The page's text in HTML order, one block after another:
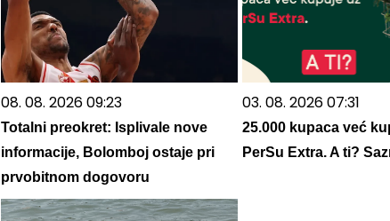
08. 08. 2026 09:23
Totalni preokret: Isplivale nove
informacije, Bolomboj ostaje pri
prvobitnom dogovoru
03. 08. 2026 07:31
25.000 kupaca već
PerSu Extra. A ti?